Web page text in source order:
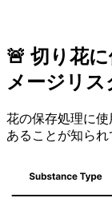
🚨 切り花
メージリ
花の保存処理に
あることが知られ